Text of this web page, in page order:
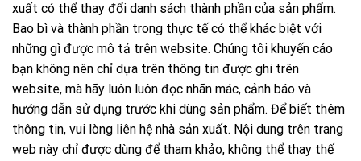
xuất có thể thay đổi danh sách thành phần của sản phẩm.
Bao bì và thành phần trong thực tế có thể khác biệt với
những gì được mô tả trên website. Chúng tôi khuyến cáo
bạn không nên chỉ dựa trên thông tin được ghi trên
website, mà hãy luôn luôn đọc nhãn mác, cảnh báo và
hướng dẫn sử dụng trước khi dùng sản phẩm. Để biết thêm
thông tin, vui lòng liên hệ nhà sản xuất. Nội dung trên trang
web này chỉ được dùng để tham khảo, không thể thay thế